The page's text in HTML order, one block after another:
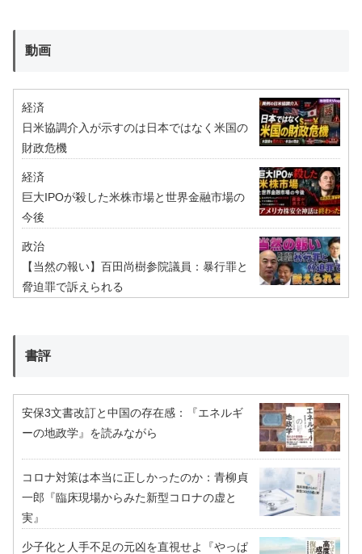
動画
経済
日米協調介入が示すのは日本ではなく米国の
財政危機
経済
巨大IPOが殺した米株市場と世界金融市場の
今後
政治
【当然の報い】百田尚樹参院議員：暴行罪と
脅迫罪で訴えられる
書評
安保3文書改訂と中国の存在感：『エネルギ
ーの地政学』を読みながら
コロナ対策は本当に正しかったのか：青柳貞
一郎『臨床現場からみた新型コロナの虚と
実』
少子化と人手不足の元凶を直視せよ『やっぱ